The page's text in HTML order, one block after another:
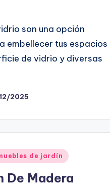
son una opción
embellecer tus espacios
de vidrio y diversas
2025
de jardín
De Madera